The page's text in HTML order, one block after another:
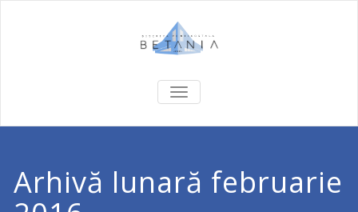
COMUTĂ
NAVIGAREA
Arhivă lunară februarie